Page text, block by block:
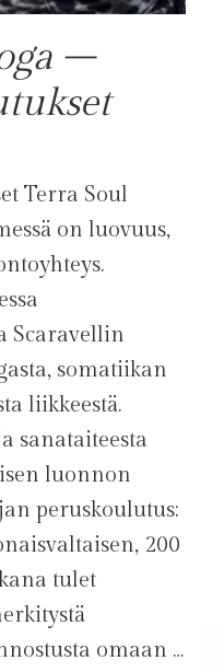
–
Terra Soul
on luovuus,
Scaravellin
somatiikan
liikkeestä.
sanataiteesta
luonnon
peruskoulutus:
200
tulet
omaan …